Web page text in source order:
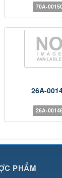
70A-
26A-
26A-
PHẨM